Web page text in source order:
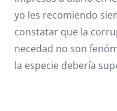
yo les recomiendo
constatar que la
necedad no son
la especie debería